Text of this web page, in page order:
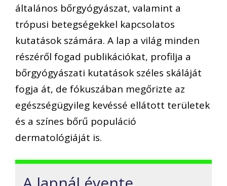
általános bőrgyógyászat, valamint a
trópusi betegségekkel kapcsolatos
kutatások számára. A lap a világ minden
részéről fogad publikációkat, profilja a
bőrgyógyászati kutatások széles skáláját
fogja át, de fókuszában megőrizte az
egészségügyileg kevéssé ellátott területek
és a színes bőrű populáció
dermatológiáját is.